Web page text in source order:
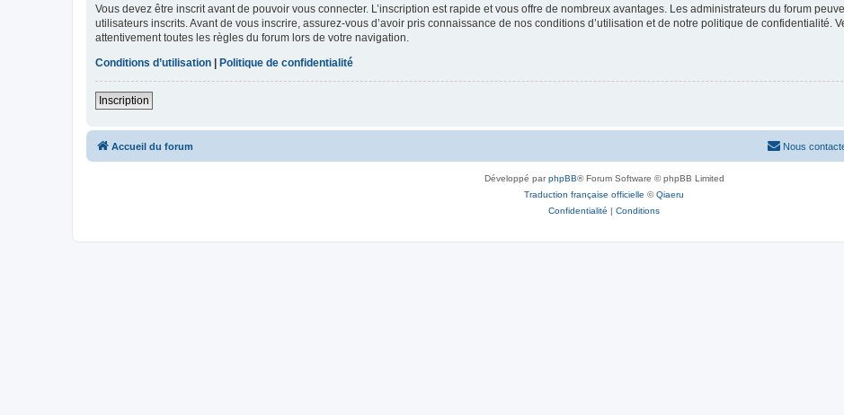
Vous devez être inscrit avant de pouvoir vous connecter. L’inscription est rapide et vous offre de nombreux avantages. Les administrateurs du forum
utilisateurs inscrits. Avant de vous inscrire, assurez-vous d’avoir pris connaissance de nos conditions d’utilisation et de notre politique de confidentialité.
attentivement toutes les règles du forum lors de votre navigation.
Conditions d’utilisation
Politique de confidentialité
Inscription
Accueil du forum Nous
Développé parphpBB® Forum Software © phpBB Limited
Traduction française officielle ©Qiaeru
Confidentialité | Conditions